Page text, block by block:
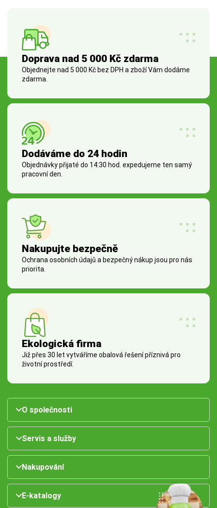
Doprava nad 5 000 Kč zdarma
Objednejte nad 5 000 Kč bez DPH a zboží Vám dodáme
zdarma.
Dodáváme do 24 hodin
Objednávky přijaté do 14:30 hod. expedujeme ten samý
pracovní den.
Nakupujte bezpečně
Ochrana osobních údajů a bezpečný nákup jsou pro nás
priorita.
Ekologická firma
Již přes 30 let vytváříme obalová řešení příznivá pro
životní prostředí.
O společnosti
Servis a služby
Nakupování
E-katalogy